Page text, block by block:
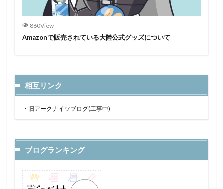
860View
Amazonで販売されている大陸公式グッズについて
相互リンク
・ 旧アークナイツブログ(工事中)
ブログランキング